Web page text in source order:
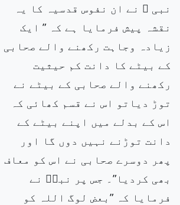
نبی ۖ نے ان نفوس قدسیہ کا یہ
نقشہ پیش فرمایا ہے کہ ” ایک
زیادہ وجاہت رکھنے والے صحابی
کے بیٹے کا دانت کم حیثیت
رکھنے والے صحابی کے بیٹے نے
توڑ دیاتو اس نے قسم کھائی کہ
اس کے بدلے میں اپنے بیٹے کے
دانت توڑنے نہیں دوں گا اور
پھر دوسرے صحابی نے اس کو معاف
بھی کردیا”۔ جس پر نبیۖ نے
فرمایا کہ ”بعض لوگ اللہ کو